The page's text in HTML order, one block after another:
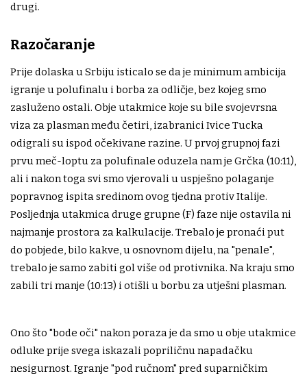
drugi.
Razočaranje
Prije dolaska u Srbiju isticalo se da je minimum ambicija
igranje u polufinalu i borba za odličje, bez kojeg smo
zasluženo ostali. Obje utakmice koje su bile svojevrsna
viza za plasman među četiri, izabranici Ivice Tucka
odigrali su ispod očekivane razine. U prvoj grupnoj fazi
prvu meč-loptu za polufinale oduzela nam je Grčka (10:11),
ali i nakon toga svi smo vjerovali u uspješno polaganje
popravnog ispita sredinom ovog tjedna protiv Italije.
Posljednja utakmica druge grupne (F) faze nije ostavila ni
najmanje prostora za kalkulacije. Trebalo je pronaći put
do pobjede, bilo kakve, u osnovnom dijelu, na "penale",
trebalo je samo zabiti gol više od protivnika. Na kraju smo
zabili tri manje (10:13) i otišli u borbu za utješni plasman.
Ono što "bode oči" nakon poraza je da smo u obje utakmice
odluke prije svega iskazali popriličnu napadačku
nesigurnost. Igranje "pod ručnom" pred suparničkim